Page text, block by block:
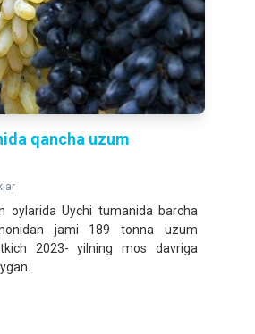
qancha uzum
oylarida Uychi tumanida barcha
jami 189 tonna uzum
2023- yilning mos davriga